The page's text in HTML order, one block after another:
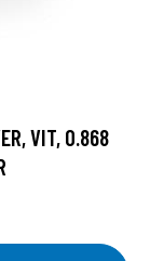
VIT, 0.868